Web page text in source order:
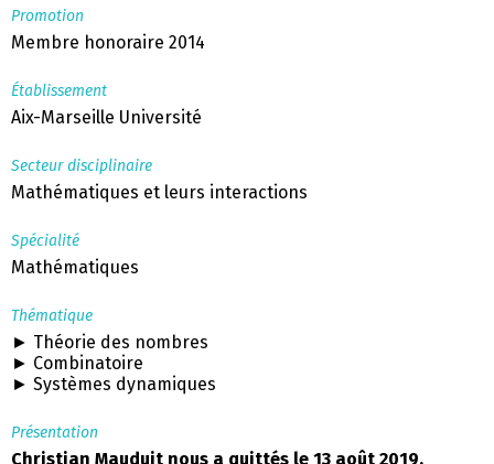
Promotion
Membre honoraire 2014
Établissement
Aix-Marseille Université
Secteur disciplinaire
Mathématiques et leurs interactions
Spécialité
Mathématiques
Thématique
► Théorie des nombres
► Combinatoire
► Systèmes dynamiques
Présentation
Christian Mauduit nous a quittés le 13 août 2019.